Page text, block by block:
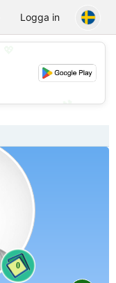
Logga in
💕
0